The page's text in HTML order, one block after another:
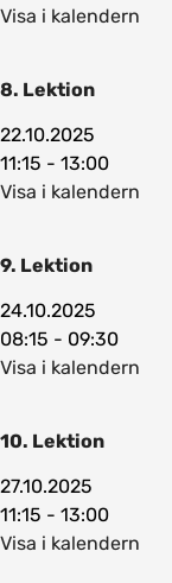
Visa i kalendern
8. Lektion
22.10.2025
11:15 - 13:00
Visa i kalendern
9. Lektion
24.10.2025
08:15 - 09:30
Visa i kalendern
10. Lektion
27.10.2025
11:15 - 13:00
Visa i kalendern